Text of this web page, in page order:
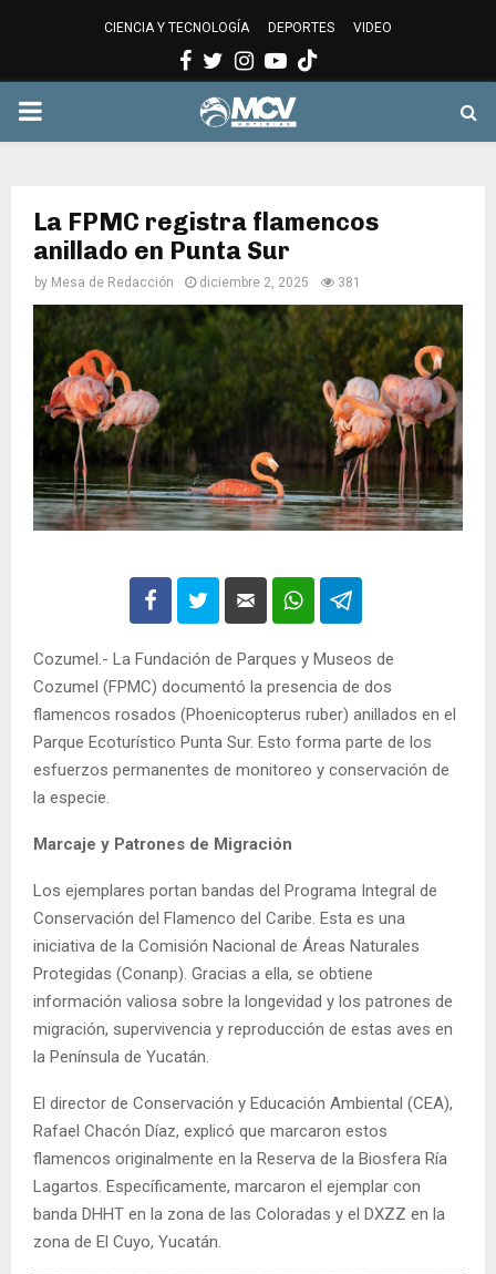
CIENCIA Y TECNOLOGÍA DEPORTES VIDEO
Facebook
Twitter
Instagram
Youtube
PRIMARY
La FPMC registra flamencos
anillado en Punta Sur
by Mesa de Redacción diciembre 2, 2025 381
Cozumel.- La Fundación de Parques y Museos de
Cozumel (FPMC) documentó la presencia de dos
flamencos rosados (Phoenicopterus ruber) anillados en el
Parque Ecoturístico Punta Sur. Esto forma parte de los
esfuerzos permanentes de monitoreo y conservación de
la especie.
Marcaje y Patrones de Migración
Los ejemplares portan bandas del Programa Integral de
Conservación del Flamenco del Caribe. Esta es una
iniciativa de la Comisión Nacional de Áreas Naturales
Protegidas (Conanp). Gracias a ella, se obtiene
información valiosa sobre la longevidad y los patrones de
migración, supervivencia y reproducción de estas aves en
la Península de Yucatán.
El director de Conservación y Educación Ambiental (CEA),
Rafael Chacón Díaz, explicó que marcaron estos
flamencos originalmente en la Reserva de la Biosfera Ría
Lagartos. Específicamente, marcaron el ejemplar con
banda DHHT en la zona de las Coloradas y el DXZZ en la
zona de El Cuyo, Yucatán.